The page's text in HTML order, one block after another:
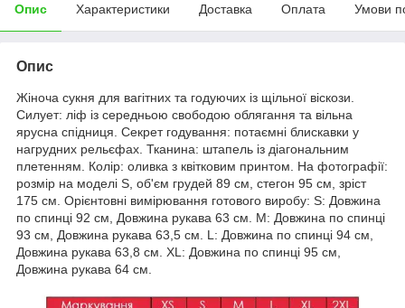
Опис Характеристики Доставка Оплата Умови
Опис
Жіноча сукня для вагітних та годуючих із щільної віскози.
Силует: ліф із середньою свободою облягання та вільна
ярусна спідниця. Секрет годування: потаємні блискавки у
нагрудних рельєфах. Тканина: штапель із діагональним
плетенням. Колір: оливка з квітковим принтом. На фотографії:
розмір на моделі S, об'єм грудей 89 см, стегон 95 см, зріст
175 см. Орієнтовні вимірювання готового виробу: S: Довжина
по спинці 92 см, Довжина рукава 63 см. М: Довжина по спинці
93 см, Довжина рукава 63,5 см. L: Довжина по спинці 94 см,
Довжина рукава 63,8 см. XL: Довжина по спинці 95 см,
Довжина рукава 64 см.